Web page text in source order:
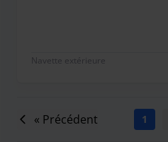
Navette extérieure
« Précédent 1